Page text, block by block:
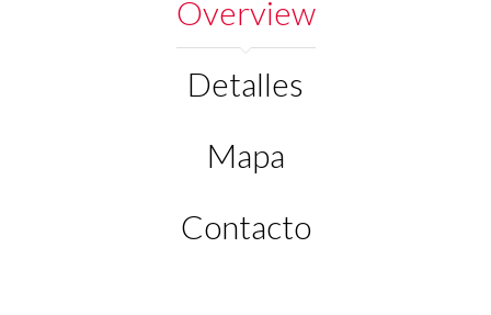
Overview
Detalles
Mapa
Contacto